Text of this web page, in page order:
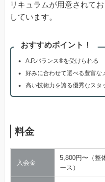
リキュラムが用意されて
しています。
おすすめポイント！
A.P.バランス®を受けられる
好みに合わせて選べる豊富な
高い技術力を誇る優秀なスタ
料金
入会金
5,800円〜（整
ース）